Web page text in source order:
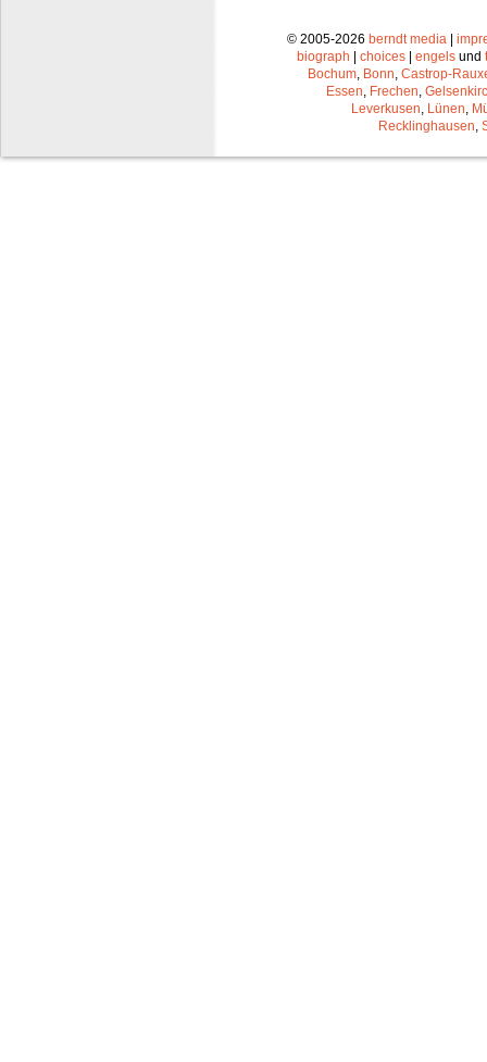
© 2005-2026 berndt media |
biograph | choices | engels und
Bochum Bonn Castrop-
Essen Frechen
Leverkusen Lünen
Recklinghausen